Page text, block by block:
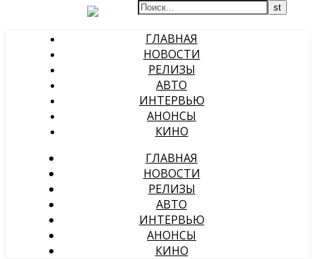
ГЛАВНАЯ
НОВОСТИ
РЕЛИЗЫ
АВТО
ИНТЕРВЬЮ
АНОНСЫ
КИНО
ГЛАВНАЯ
НОВОСТИ
РЕЛИЗЫ
АВТО
ИНТЕРВЬЮ
АНОНСЫ
КИНО